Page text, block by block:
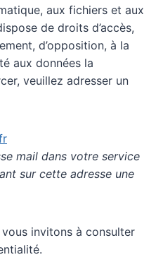
aux fichiers et aux
de droits d’accès,
d’opposition, à la
aux données la
veuillez adresser un
mail dans votre service
sur cette adresse une
invitons à consulter